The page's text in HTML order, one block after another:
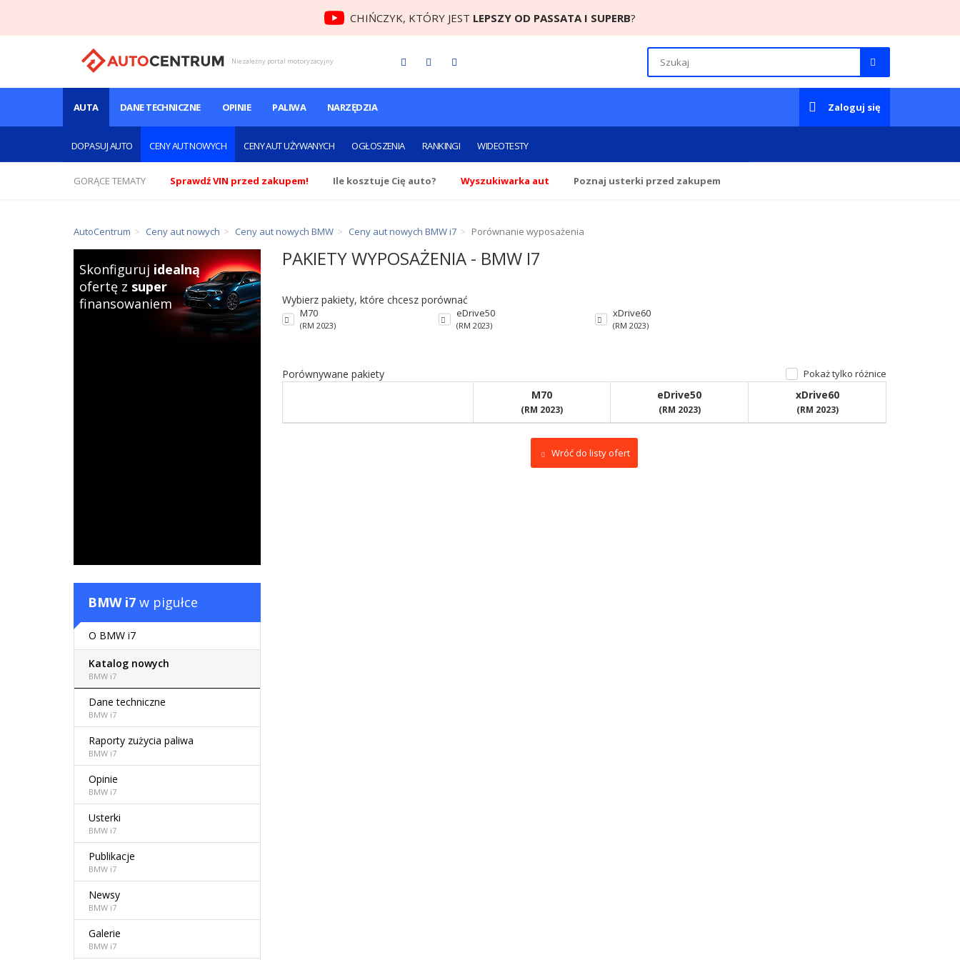
CHIŃCZYK, KTÓRY JEST LEPSZY OD PASSATA I SUPERB?
Niezależny portal motoryzacyjny
AUTA
DOPASUJ AUTO CENY AUT NOWYCH CENY AUT UŻYWANYCH OGŁOSZENIA RANKINGI WIDEOTESTY
DANE TECHNICZNE OPINIE PALIWA NARZĘDZIA Zaloguj się
GORĄCE TEMATY Sprawdź VIN przed zakupem! Ile kosztuje Cię auto? Wyszukiwarka aut Poznaj usterki przed zakupem
AutoCentrum Ceny aut nowych Ceny aut nowych BMW Ceny aut nowych BMW i7 Porównanie wyposażenia
PAKIETY WYPOSAŻENIA - BMW I7
Wybierz pakiety, które chcesz porównać
M70
(RM 2023)
eDrive50
(RM 2023)
xDrive60
(RM 2023)
Porównywane pakiety Pokaż tylko różnice
M70
(RM 2023)
eDrive50
(RM 2023)
xDrive60
(RM 2023)
Wróć do listy ofert
Skonfiguruj idealną
ofertę z super
finansowaniem
BMW i7 w pigułce
O BMW i7
Katalog nowych
BMW i7
Dane techniczne
BMW i7
Raporty zużycia paliwa
BMW i7
Opinie
BMW i7
Usterki
BMW i7
Publikacje
BMW i7
Newsy
BMW i7
Galerie
BMW i7